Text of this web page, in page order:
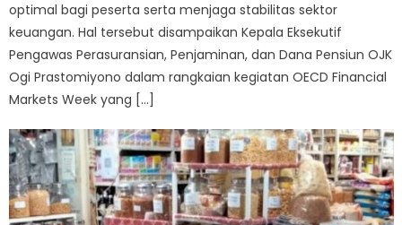
optimal bagi peserta serta menjaga stabilitas sektor
keuangan. Hal tersebut disampaikan Kepala Eksekutif
Pengawas Perasuransian, Penjaminan, dan Dana Pensiun OJK
Ogi Prastomiyono dalam rangkaian kegiatan OECD Financial
Markets Week yang […]